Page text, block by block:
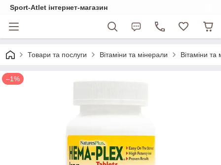
Sport-Atlet інтернет-магазин
Товари та послуги Вітаміни та мінерали Вітаміни
–1%